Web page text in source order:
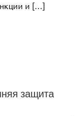
и […]
защита